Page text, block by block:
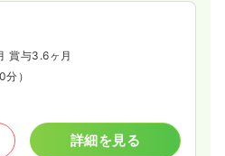
賞与3.6ヶ月
分）
詳細を見る